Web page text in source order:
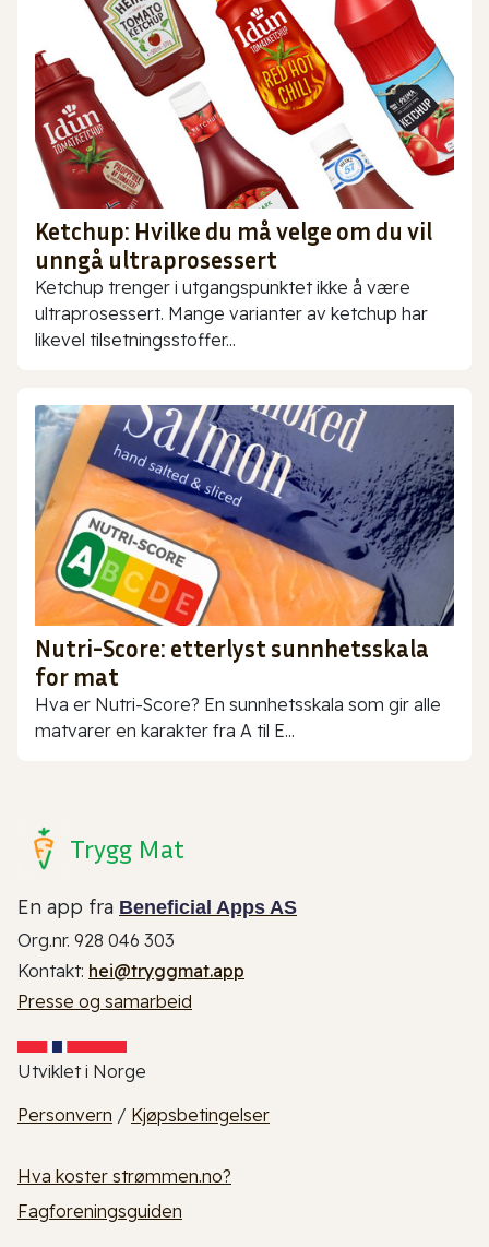
Ketchup: Hvilke du må velge om du vil
unngå ultraprosessert
Ketchup trenger i utgangspunktet ikke å være
ultraprosessert. Mange varianter av ketchup har
likevel tilsetningsstoffer...
Nutri-Score: etterlyst sunnhetsskala
for mat
Hva er Nutri-Score? En sunnhetsskala som gir alle
matvarer en karakter fra A til E...
Trygg Mat
En app fra Beneficial Apps AS
Org.nr. 928 046 303
Kontakt: hei@tryggmat.app
Presse og samarbeid
Utviklet i Norge
Personvern / Kjøpsbetingelser
Hva koster strømmen.no?
Fagforeningsguiden